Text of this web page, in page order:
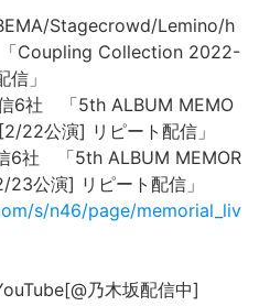
Stagecrowd/Lemino/h
Coupling Collection 2022-
」
6社 「5th ALBUM MEMO
22公演] リピート配信」
6社 「5th ALBUM MEMOR
公演] リピート配信」
s/n46/page/memorial_liv
乃木坂配信中]